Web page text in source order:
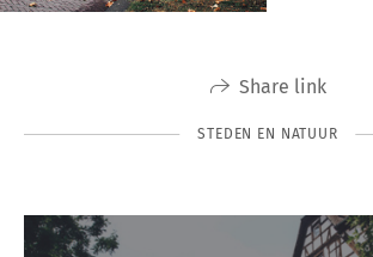
Share link
STEDEN EN NATUUR